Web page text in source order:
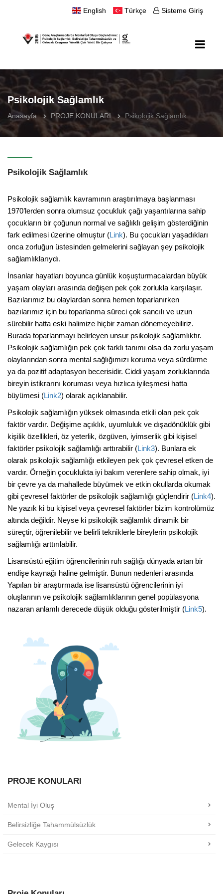
English Türkçe Sisteme Giriş
Psikolojik Sağlamlık
Anasayfa PROJE KONULARI Psikolojik Sağlamlık
Psikolojik Sağlamlık
Psikolojik sağlamlık kavramının araştırılmaya başlanması
1970’lerden sonra olumsuz çocukluk çağı yaşantılarına sahip
çocukların bir çoğunun normal ve sağlıklı gelişim gösterdiğinin
fark edilmesi üzerine olmuştur (Link). Bu çocukları yaşadıkları
onca zorluğun üstesinden gelmelerini sağlayan şey psikolojik
sağlamlıklarıydı.
İnsanlar hayatları boyunca günlük koşuşturmacalardan büyük
yaşam olayları arasında değişen pek çok zorlukla karşılaşır.
Bazılarımız bu olaylardan sonra hemen toparlanırken
bazılarımız için bu toparlanma süreci çok sancılı ve uzun
sürebilir hatta eski halimize hiçbir zaman dönemeyebiliriz.
Burada toparlanmayı belirleyen unsur psikolojik sağlamlıktır.
Psikolojik sağlamlığın pek çok farklı tanımı olsa da zorlu yaşam
olaylarından sonra mental sağlığımızı koruma veya sürdürme
ya da pozitif adaptasyon becerisidir. Ciddi yaşam zorluklarında
bireyin istikrarını koruması veya hızlıca iyileşmesi hatta
büyümesi (Link2) olarak açıklanabilir.
Psikolojik sağlamlığın yüksek olmasında etkili olan pek çok
faktör vardır. Değişime açıklık, uyumluluk ve dışadönüklük gibi
kişilik özellikleri, öz yeterlik, özgüven, iyimserlik gibi kişisel
faktörler psikolojik sağlamlığı arttırabilir (Link3). Bunlara ek
olarak psikolojik sağlamlığı etkileyen pek çok çevresel etken de
vardır. Örneğin çocuklukta iyi bakım verenlere sahip olmak, iyi
bir çevre ya da mahallede büyümek ve etkin okullarda okumak
gibi çevresel faktörler de psikolojik sağlamlığı güçlendirir (Link4).
Ne yazık ki bu kişisel veya çevresel faktörler bizim kontrolümüz
altında değildir. Neyse ki psikolojik sağlamlık dinamik bir
süreçtir, öğrenilebilir ve belirli tekniklerle bireylerin psikolojik
sağlamlığı arttırılabilir.
Lisansüstü eğitim öğrencilerinin ruh sağlığı dünyada artan bir
endişe kaynağı haline gelmiştir. Bunun nedenleri arasında
Yapılan bir araştırmada ise lisansüstü öğrencilerinin iyi
oluşlarının ve psikolojik sağlamlıklarının genel popülasyona
nazaran anlamlı derecede düşük olduğu gösterilmiştir (Link5).
PROJE KONULARI
Mental İyi Oluş
Belirsizliğe Tahammülsüzlük
Gelecek Kaygısı